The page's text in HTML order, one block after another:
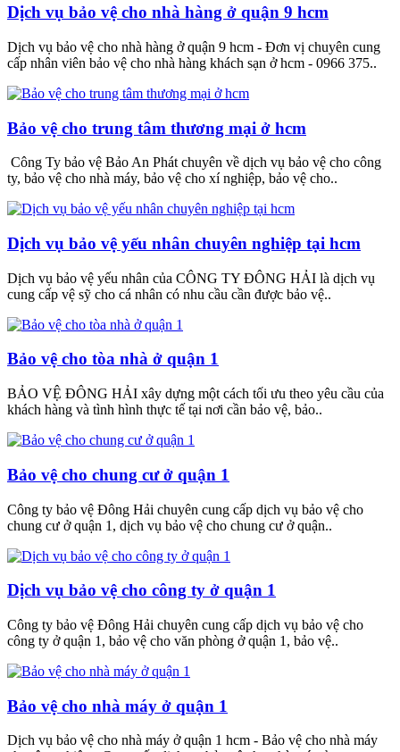
Dịch vụ bảo vệ cho nhà hàng ở quận 9 hcm
Dịch vụ bảo vệ cho nhà hàng ở quận 9 hcm - Đơn vị chuyên cung
cấp nhân viên bảo vệ cho nhà hàng khách sạn ở hcm - 0966 375..
Bảo vệ cho trung tâm thương mại ở hcm
Công Ty bảo vệ Bảo An Phát chuyên về dịch vụ bảo vệ cho công
ty, bảo vệ cho nhà máy, bảo vệ cho xí nghiệp, bảo vệ cho..
Dịch vụ bảo vệ yếu nhân chuyên nghiệp tại hcm
Dịch vụ bảo vệ yếu nhân của CÔNG TY ĐÔNG HẢI là dịch vụ
cung cấp vệ sỹ cho cá nhân có nhu cầu cần được bảo vệ..
Bảo vệ cho tòa nhà ở quận 1
BẢO VỆ ĐÔNG HẢI xây dựng một cách tối ưu theo yêu cầu của
khách hàng và tình hình thực tế tại nơi cần bảo vệ, bảo..
Bảo vệ cho chung cư ở quận 1
Công ty bảo vệ Đông Hải chuyên cung cấp dịch vụ bảo vệ cho
chung cư ở quận 1, dịch vụ bảo vệ cho chung cư ở quận..
Dịch vụ bảo vệ cho công ty ở quận 1
Công ty bảo vệ Đông Hải chuyên cung cấp dịch vụ bảo vệ cho
công ty ở quận 1, bảo vệ cho văn phòng ở quận 1, bảo vệ..
Bảo vệ cho nhà máy ở quận 1
Dịch vụ bảo vệ cho nhà máy ở quận 1 hcm - Bảo vệ cho nhà máy